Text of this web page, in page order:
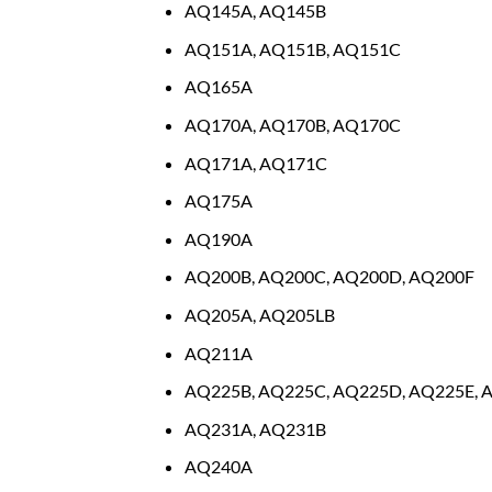
AQ145A, AQ145B
AQ151A, AQ151B, AQ151C
AQ165A
AQ170A, AQ170B, AQ170C
AQ171A, AQ171C
AQ175A
AQ190A
AQ200B, AQ200C, AQ200D, AQ200F
AQ205A, AQ205LB
AQ211A
AQ225B, AQ225C, AQ225D, AQ225E,
AQ231A, AQ231B
AQ240A